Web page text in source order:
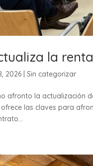
la
2026 |Sin categorizar
afronto la actualización
las claves para